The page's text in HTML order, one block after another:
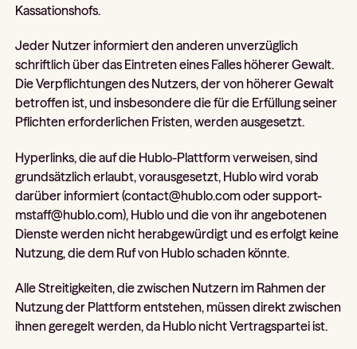
Kassationshofs.
Jeder Nutzer informiert den anderen unverzüglich
schriftlich über das Eintreten eines Falles höherer Gewalt.
Die Verpflichtungen des Nutzers, der von höherer Gewalt
betroffen ist, und insbesondere die für die Erfüllung seiner
Pflichten erforderlichen Fristen, werden ausgesetzt.
Hyperlinks, die auf die Hublo-Plattform verweisen, sind
grundsätzlich erlaubt, vorausgesetzt, Hublo wird vorab
darüber informiert (contact@hublo.com oder support-
mstaff@hublo.com), Hublo und die von ihr angebotenen
Dienste werden nicht herabgewürdigt und es erfolgt keine
Nutzung, die dem Ruf von Hublo schaden könnte.
Alle Streitigkeiten, die zwischen Nutzern im Rahmen der
Nutzung der Plattform entstehen, müssen direkt zwischen
ihnen geregelt werden, da Hublo nicht Vertragspartei ist.